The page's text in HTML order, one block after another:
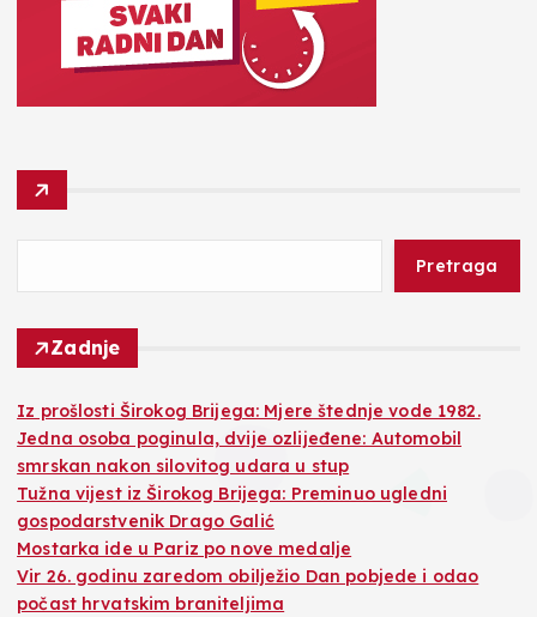
Pretraga
Zadnje
Iz prošlosti Širokog Brijega: Mjere štednje vode 1982.
Jedna osoba poginula, dvije ozlijeđene: Automobil
smrskan nakon silovitog udara u stup
Tužna vijest iz Širokog Brijega: Preminuo ugledni
gospodarstvenik Drago Galić
Mostarka ide u Pariz po nove medalje
Vir 26. godinu zaredom obilježio Dan pobjede i odao
počast hrvatskim braniteljima